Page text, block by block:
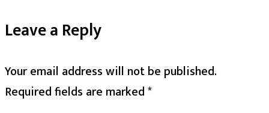
Leave a Reply
Your email address will not be published.
Required fields are marked*